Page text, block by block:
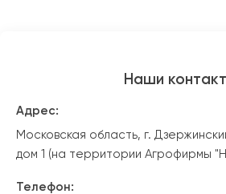
Наши
Адрес:
Московская область, г.
дом 1 (на территории Агрофирмы
Телефон: